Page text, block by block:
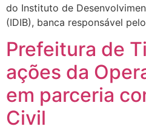
do Instituto de
(IDIB), banca responsável
Prefeitura de
ações da
em parceria
Civil